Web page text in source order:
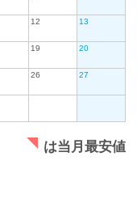
12 13
19 20
26 27
は当月最安値